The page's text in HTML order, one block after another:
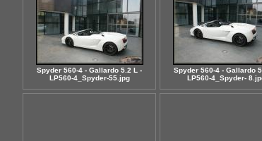
Spyder 560-4 - Gallardo 5.2 L -
LP560-4_Spyder-55.jpg
Spyder 560-4 - Gallardo
LP560-4_Spyder-